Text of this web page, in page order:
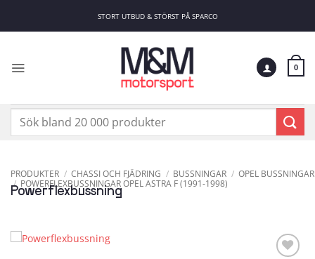
STORT UTBUD & STÖRST PÅ SPARCO
0
Sök
PRODUKTER / CHASSI OCH FJÄDRING / BUSSNINGAR / OPEL BUSSNINGAR
/ POWERFLEXBUSSNINGAR OPEL ASTRA F (1991-1998)
Powerflexbussning